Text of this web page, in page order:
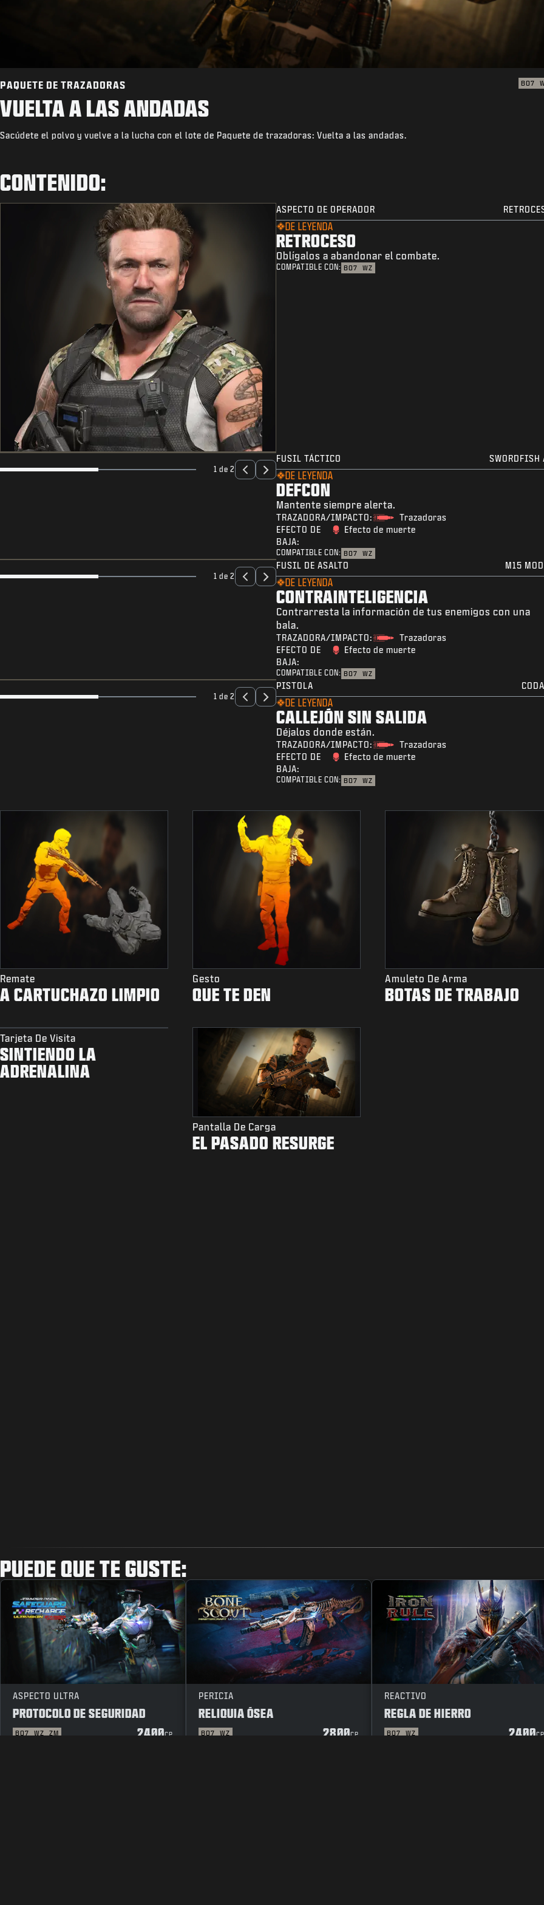
PAQUETE DE TRAZADORAS BO7
VUELTA A LAS ANDADAS
Sacúdete el polvo y vuelve a la lucha con el lote de Paquete de trazadoras: Vuelta a las andadas.
CONTENIDO:
ASPECTO DE OPERADOR
DE LEYENDA
RETROCESO
Oblígalos a abandonar el combate.
COMPATIBLE CON: BO7 WZ
1 de 2
FUSIL TÁCTICO SWORDFISH
DE LEYENDA
DEFCON
Mantente siempre alerta.
TRAZADORA/IMPACTO:
Trazadoras
EFECTO DE
BAJA:
Efecto de muerte
COMPATIBLE CON: BO7 WZ
1 de 2
FUSIL DE ASALTO M15
DE LEYENDA
CONTRAINTELIGENCIA
Contrarresta la información de tus enemigos con una
bala.
TRAZADORA/IMPACTO:
Trazadoras
EFECTO DE
BAJA:
Efecto de muerte
COMPATIBLE CON: BO7 WZ
1 de 2
PISTOLA
DE LEYENDA
CALLEJÓN SIN SALIDA
Déjalos donde están.
TRAZADORA/IMPACTO:
Trazadoras
EFECTO DE
BAJA:
Efecto de muerte
COMPATIBLE CON: BO7 WZ
Remate
A CARTUCHAZO LIMPIO
Gesto
QUE TE DEN
Amuleto De Arma
BOTAS DE TRABAJO
Tarjeta De Visita
SINTIENDO LA
ADRENALINA
Pantalla De Carga
EL PASADO RESURGE
PUEDE QUE TE GUSTE:
ASPECTO ULTRA
PROTOCOLO DE SEGURIDAD
BO7 WZ ZM 2400CP
PERICIA
RELIQUIA ÓSEA
BO7 WZ 2800CP
REACTIVO
REGLA DE HIERRO
BO7 WZ 2400CP